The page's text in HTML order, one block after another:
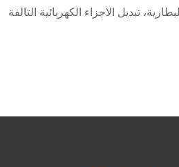
تبديل الاجزاء الكهربائية التالفة